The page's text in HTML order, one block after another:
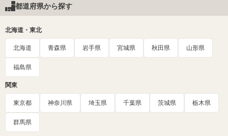
都道府県から探す
北海道・東北
北海道 青森県 岩手県 宮城県 秋田県 山形県
福島県
関東
東京都 神奈川県 埼玉県 千葉県 茨城県 栃木県
群馬県